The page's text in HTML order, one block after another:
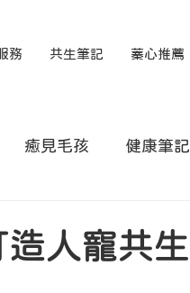
務 共生筆記 蓁心推薦
癒見毛孩 健康筆記
人寵共